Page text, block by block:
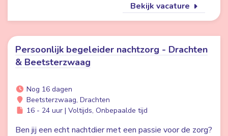
Bekijk vacature
Persoonlijk begeleider nachtzorg - Drachten
& Beetsterzwaag
Nog 16 dagen
Beetsterzwaag, Drachten
16 - 24 uur | Voltijds, Onbepaalde tijd
Ben jij een echt nachtdier met een passie voor de zorg?